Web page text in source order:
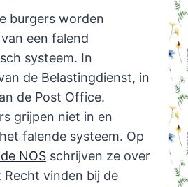
burgers worden
een falend
systeem. In
de Belastingdienst, in
de Post Office.
grijpen niet in en
falende systeem. Op
NOSschrijven ze over
vinden bij de